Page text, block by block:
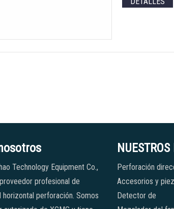
Technology Equipment Co.,
profesional de
horizontal perforación. Somos
Perforación
Accesorios y
Detector de